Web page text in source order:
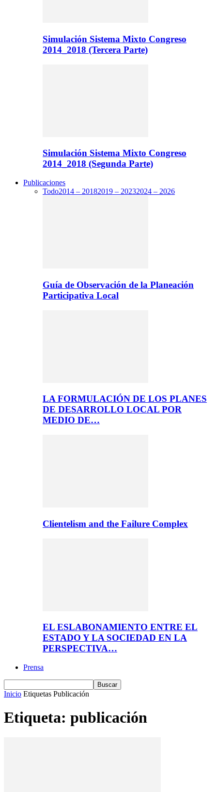
Simulación Sistema Mixto Congreso
2014_2018 (Tercera Parte)
Simulación Sistema Mixto Congreso
2014_2018 (Segunda Parte)
Publicaciones
Todo2014 – 20182019 – 20232024 – 2026
Guía de Observación de la Planeación
Participativa Local
LA FORMULACIÓN DE LOS PLANES
DE DESARROLLO LOCAL POR
MEDIO DE…
Clientelism and the Failure Complex
EL ESLABONAMIENTO ENTRE EL
ESTADO Y LA SOCIEDAD EN LA
PERSPECTIVA…
Prensa
Inicio Etiquetas Publicación
Etiqueta: publicación